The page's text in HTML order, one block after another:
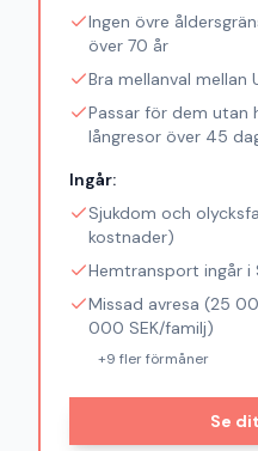
Ingen övre
över 70 år
Bra mellanval mellan
Passar för dem utan
långresor över 45
Ingår:
Sjukdom och
kostnader)
Hemtransport ingår i
Missad avresa (25
000 SEK/familj)
+9 fler förmåner
Se